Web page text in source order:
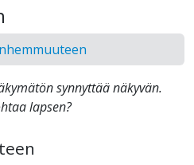
synnyttää näkyvän.
lapsen?